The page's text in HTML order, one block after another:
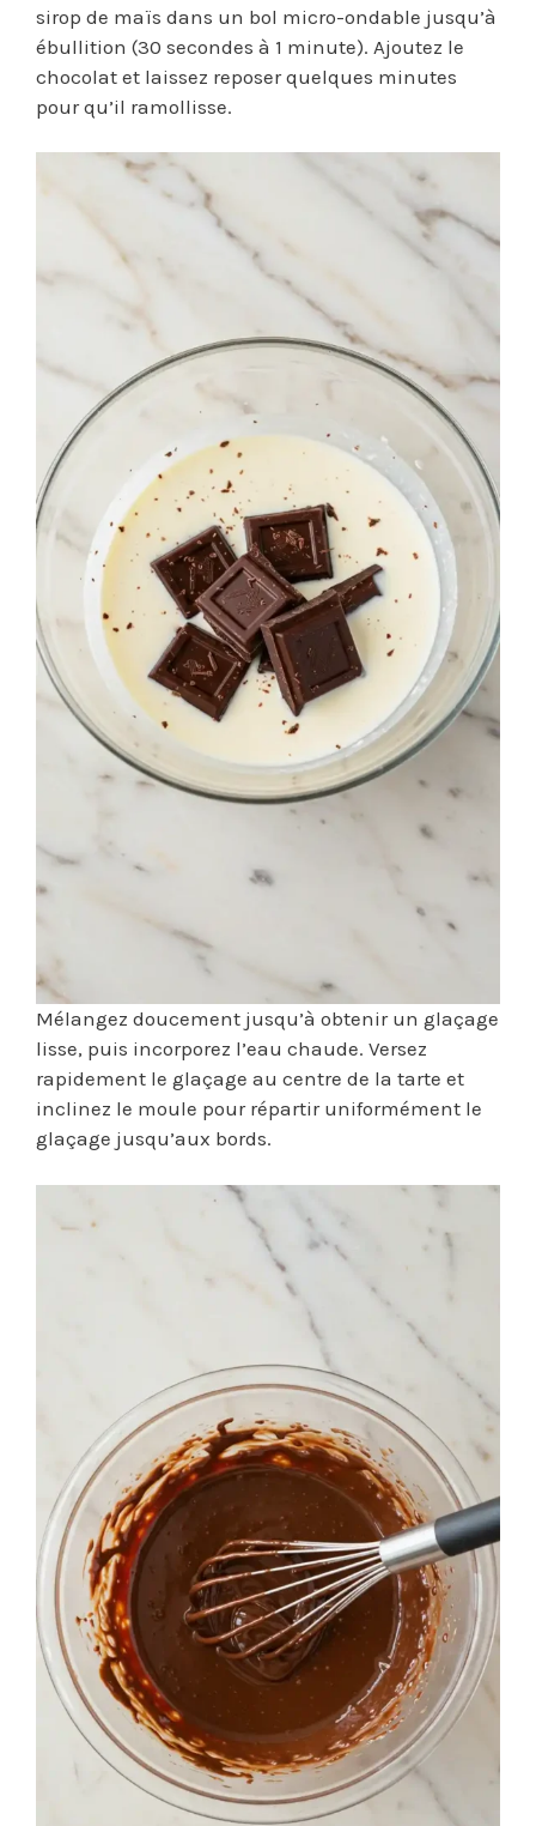
sirop de maïs dans un bol micro-ondable jusqu’à
ébullition (30 secondes à 1 minute). Ajoutez le
chocolat et laissez reposer quelques minutes
pour qu’il ramollisse.
Mélangez doucement jusqu’à obtenir un glaçage
lisse, puis incorporez l’eau chaude. Versez
rapidement le glaçage au centre de la tarte et
inclinez le moule pour répartir uniformément le
glaçage jusqu’aux bords.